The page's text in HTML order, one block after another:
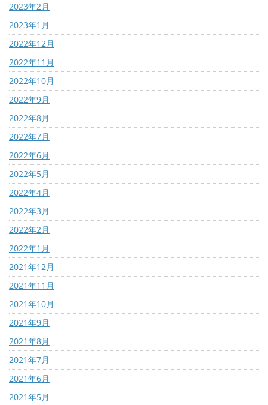
2023年2月
2023年1月
2022年12月
2022年11月
2022年10月
2022年9月
2022年8月
2022年7月
2022年6月
2022年5月
2022年4月
2022年3月
2022年2月
2022年1月
2021年12月
2021年11月
2021年10月
2021年9月
2021年8月
2021年7月
2021年6月
2021年5月